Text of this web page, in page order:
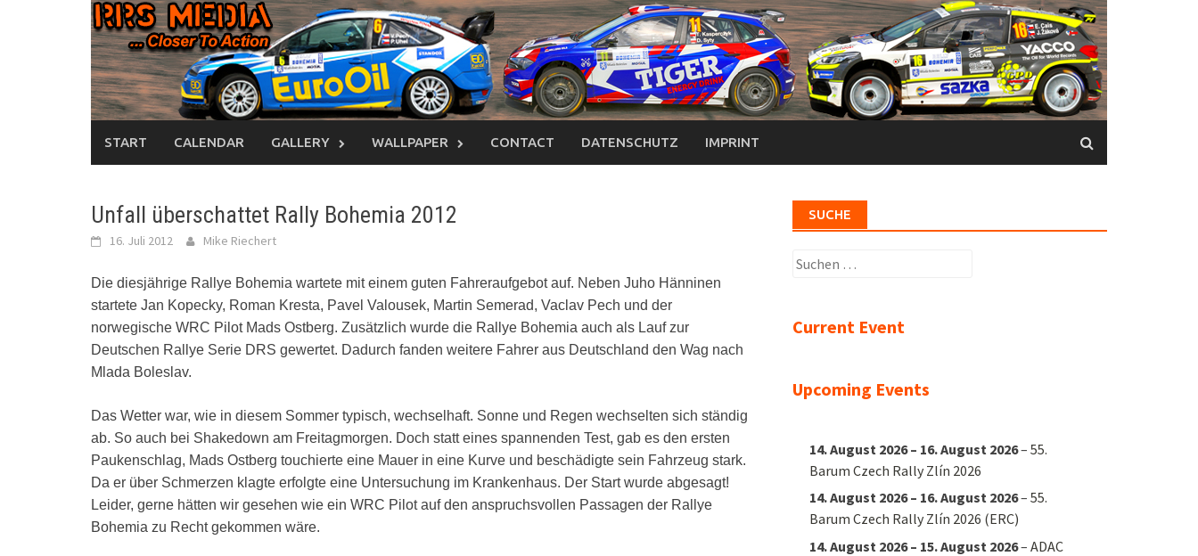
START CALENDAR GALLERY WALLPAPER CONTACT DATENSCHUTZ IMPRINT
Unfall überschattet Rally Bohemia 2012
16. Juli 2012 Mike Riechert
Die diesjährige Rallye Bohemia wartete mit einem guten Fahreraufgebot auf. Neben Juho Hänninen
startete Jan Kopecky, Roman Kresta, Pavel Valousek, Martin Semerad, Vaclav Pech und der
norwegische WRC Pilot Mads Ostberg. Zusätzlich wurde die Rallye Bohemia auch als Lauf zur
Deutschen Rallye Serie DRS gewertet. Dadurch fanden weitere Fahrer aus Deutschland den Wag nach
Mlada Boleslav.
Das Wetter war, wie in diesem Sommer typisch, wechselhaft. Sonne und Regen wechselten sich ständig
ab. So auch bei Shakedown am Freitagmorgen. Doch statt eines spannenden Test, gab es den ersten
Paukenschlag, Mads Ostberg touchierte eine Mauer in eine Kurve und beschädigte sein Fahrzeug stark.
Da er über Schmerzen klagte erfolgte eine Untersuchung im Krankenhaus. Der Start wurde abgesagt!
Leider, gerne hätten wir gesehen wie ein WRC Pilot auf den anspruchsvollen Passagen der Rallye
Bohemia zu Recht gekommen wäre.
SUCHE
Suchen
Current Event
Upcoming Events
14. August 2026 – 16. August 2026– 55.
Barum Czech Rally Zlín 2026
14. August 2026 – 16. August 2026– 55.
Barum Czech Rally Zlín 2026 (ERC)
14. August 2026 – 15. August 2026– ADAC